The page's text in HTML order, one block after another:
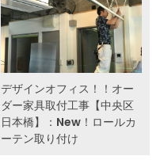
デザインオフィス！！オー
ダー家具取付工事【中央区
日本橋】：New！ロールカ
ーテン取り付け